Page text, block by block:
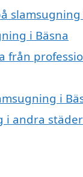
i Bäsna
från
i
i andra